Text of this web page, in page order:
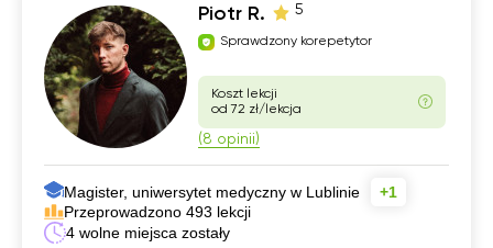
Piotr R. 5
Sprawdzony korepetytor
Koszt lekcji
od 72 zł/lekcja
(8 opinii)
Magister, uniwersytet medyczny w Lublinie
+1
Przeprowadzono 493 lekcji
4 wolne miejsca zostały